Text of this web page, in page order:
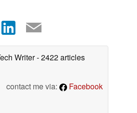
Writer- 2422 articles
contact me via:
Facebook